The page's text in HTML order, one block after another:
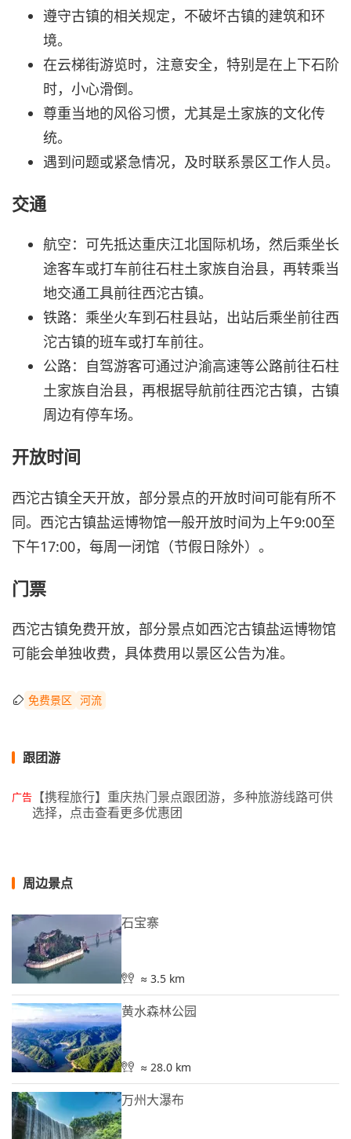
遵守古镇的相关规定，不破坏古镇的建筑和环
境。
在云梯街游览时，注意安全，特别是在上下石阶
时，小心滑倒。
尊重当地的风俗习惯，尤其是土家族的文化传
统。
遇到问题或紧急情况，及时联系景区工作人员。
交通
航空：可先抵达重庆江北国际机场，然后乘坐长
途客车或打车前往石柱土家族自治县，再转乘当
地交通工具前往西沱古镇。
铁路：乘坐火车到石柱县站，出站后乘坐前往西
沱古镇的班车或打车前往。
公路：自驾游客可通过沪渝高速等公路前往石柱
土家族自治县，再根据导航前往西沱古镇，古镇
周边有停车场。
开放时间
西沱古镇全天开放，部分景点的开放时间可能有所不
同。西沱古镇盐运博物馆一般开放时间为上午9:00至
下午17:00，每周一闭馆（节假日除外）。
门票
西沱古镇免费开放，部分景点如西沱古镇盐运博物馆
可能会单独收费，具体费用以景区公告为准。
免费景区 河流
跟团游
广告 【携程旅行】重庆热门景点跟团游，多种旅游线路可供
选择，点击查看更多优惠团
周边景点
石宝寨
≈ 3.5 km
黄水森林公园
≈ 28.0 km
万州大瀑布